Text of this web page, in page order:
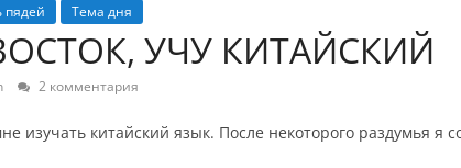
пядей Тема дня
УЧУ КИТАЙСКИЙ
2 комментария
изучать китайский язык. После некоторого раздумья я